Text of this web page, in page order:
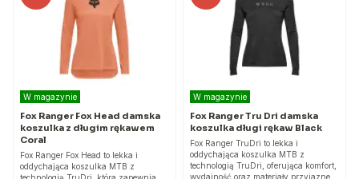
W magazynie
Fox Ranger Fox Head damska
koszulka z długim rękawem
Coral
Fox Ranger Fox Head to lekka i
oddychająca koszulka MTB z
W magazynie
Fox Ranger Tru Dri damska
koszulka długi rękaw Black
Fox Ranger TruDri to lekka i
oddychająca koszulka MTB z
technologią TruDri, oferująca komfort,
wydajność oraz materiały przyjazne